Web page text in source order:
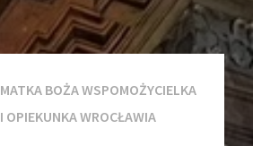
MATKA BOŻA WSPOMOŻYCIELKA
I OPIEKUNKA WROCŁAWIA